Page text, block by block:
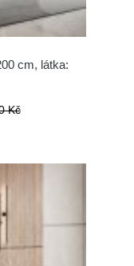
cm, látka:
Kč